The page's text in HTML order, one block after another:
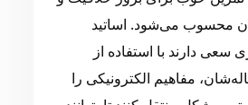
محسوب می‌شود. اساتید
سعی دارند با استفاده از
مفاهیم الکترونیکی را